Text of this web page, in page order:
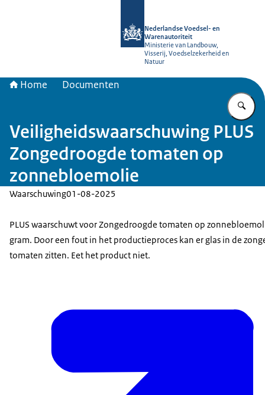
Nederlandse Voedsel- en
Warenautoriteit
Ministerie van Landbouw,
Visserij, Voedselzekerheid en
Natuur
Home Documenten
Veiligheidswaarschuwing PLUS
Zongedroogde tomaten op
zonnebloemolie
Waarschuwing01-08-2025
PLUS waarschuwt voor Zongedroogde tomaten op
gram. Door een fout in het productieproces kan er glas in de
tomaten zitten. Eet het product niet.